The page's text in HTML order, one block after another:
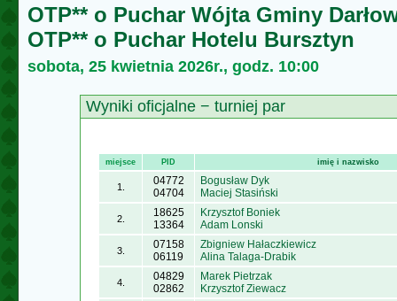
OTP** o Puchar Wójta Gminy
OTP** o Puchar Hotelu Bursztyn
sobota, 25 kwietnia 2026r., godz. 10:00
Wyniki oficjalne − turniej par
miejsce PID imię i nazwisko
1.
04772
04704
Bogusław Dyk
Maciej Stasiński
2.
18625
13364
Krzysztof Boniek
Adam Lonski
3.
07158
06119
Zbigniew Hałaczkiewicz
Alina Talaga-Drabik
4.
04829
02862
Marek Pietrzak
Krzysztof Ziewacz